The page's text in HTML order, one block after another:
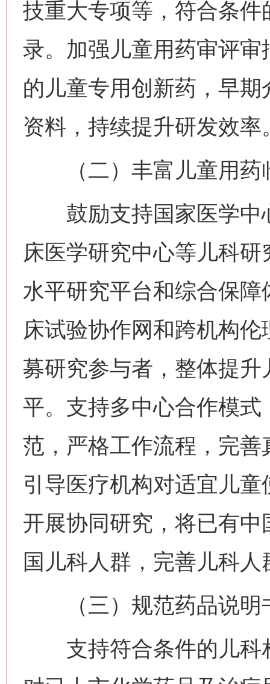
技重大专项等，符合条
录。加强儿童用药审评
的儿童专用创新药，早
资料，持续提升研发效率
（二）丰富儿童用药
鼓励支持国家医学中
床医学研究中心等儿科
水平研究平台和综合保
床试验协作网和跨机构
募研究参与者，整体提
平。支持多中心合作模
范，严格工作流程，完
引导医疗机构对适宜儿
开展协同研究，将已有
国儿科人群，完善儿科
（三）规范药品说明
支持符合条件的儿科